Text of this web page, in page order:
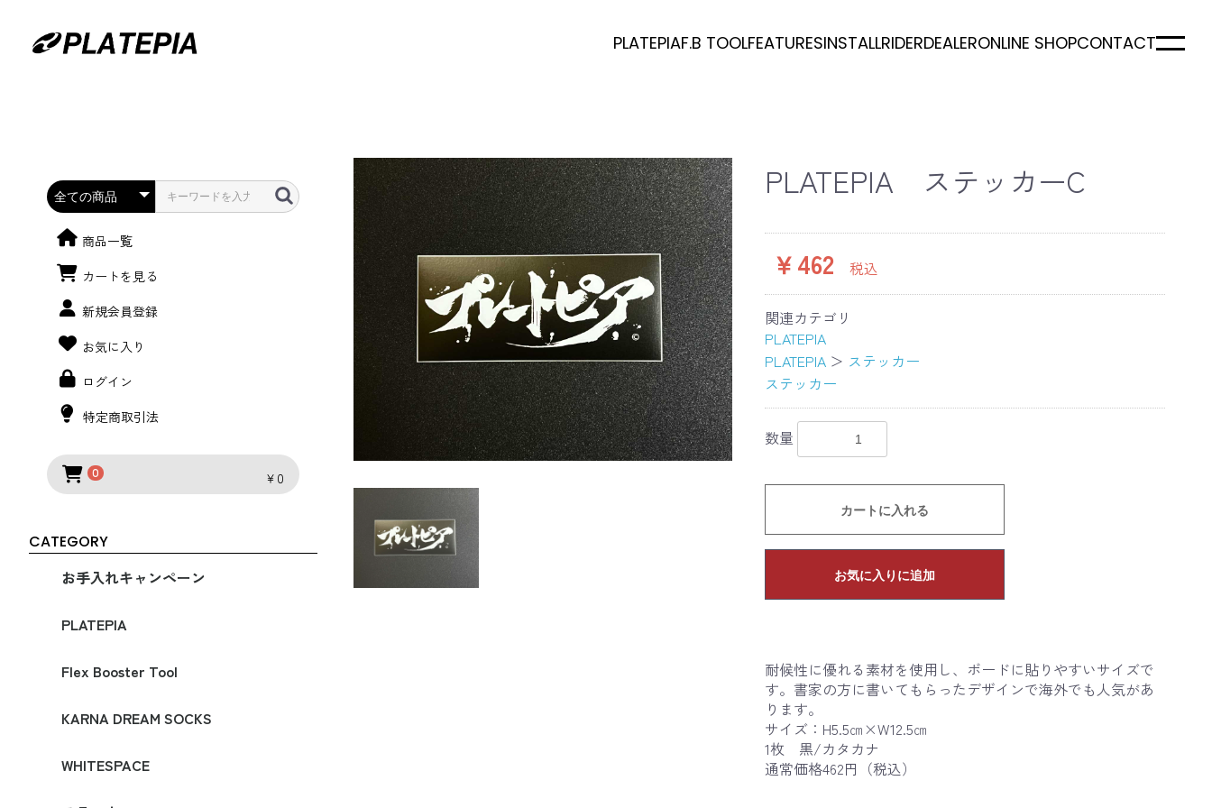
PLATEPIAF.B TOOLFEATURESINSTALLRIDERDEALERONLINE SHOPCONTACT
商品一覧
カートを見る
新規会員登録
お気に入り
ログイン
特定商取引法
0 ￥0
CATEGORY
お手入れキャンペーン
PLATEPIA
My Hero シリーズ
オールラウンド
スピード
バンクドスラローム
補修パーツ
オプションパーツ
ステッカー
Flex Booster Tool
KARNA DREAM SOCKS
SOCKS COMPRESSION
[WOOL] COMPRESSION SOCKS
[20％OFF] 旧モデル
WHITESPACE
PLATEPIA ステッカーC
￥462 税込
関連カテゴリ
PLATEPIA
PLATEPIA ＞ ステッカー
ステッカー
数量
カートに入れる
お気に入りに追加
耐候性に優れる素材を使用し、ボードに貼りやすいサイズで
す。書家の方に書いてもらったデザインで海外でも人気があ
ります。
サイズ：H5.5㎝×W12.5㎝
1枚 黒/カタカナ
通常価格462円（税込）